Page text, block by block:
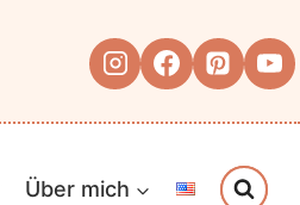
Über mich